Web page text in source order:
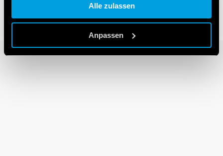
Cookie policy.
Alle zulassen
Anpassen